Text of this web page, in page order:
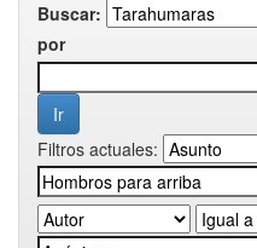
Buscar:
por
Filtros actuales: